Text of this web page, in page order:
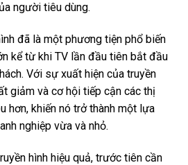
người tiêu dùng.
đã là một phương tiện phổ biến
kể từ khi TV lần đầu tiên bắt đầu
Với sự xuất hiện của truyền
giảm và cơ hội tiếp cận các thị
hơn, khiến nó trở thành một lựa
nghiệp vừa và nhỏ.
hình hiệu quả, trước tiên cần